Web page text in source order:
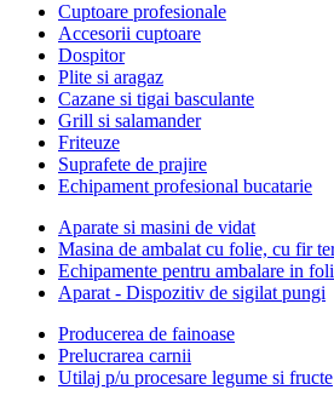
Cuptoare profesionale
Accesorii cuptoare
Dospitor
Plite si aragaz
Cazane si tigai basculante
Grill si salamander
Friteuze
Suprafete de prajire
Echipament profesional bucatarie
Aparate si masini de vidat
Masina de ambalat cu folie, cu fir
Echipamente pentru ambalare in
Aparat - Dispozitiv de sigilat pungi
Producerea de fainoase
Prelucrarea carnii
Utilaj p/u procesare legume si fructe